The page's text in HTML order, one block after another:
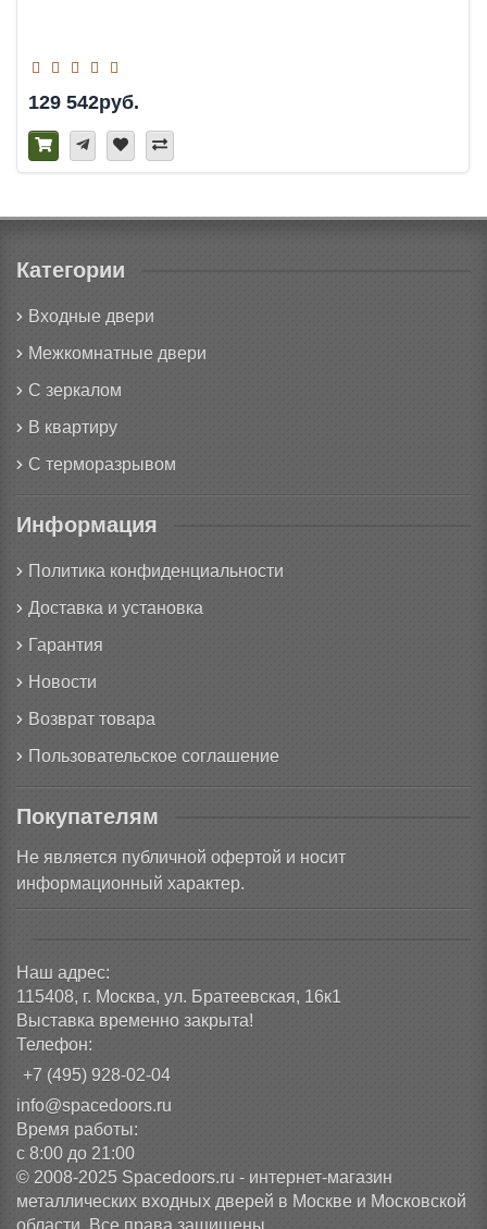
129 542руб.
Категории
Входные двери
Межкомнатные двери
С зеркалом
В квартиру
С терморазрывом
Информация
Политика конфиденциальности
Доставка и установка
Гарантия
Новости
Возврат товара
Пользовательское соглашение
Покупателям
Не является публичной офертой и носит
информационный характер.
Наш адрес:
115408, г. Москва, ул. Братеевская, 16к1
Выставка временно закрыта!
Телефон:
+7 (495) 928-02-04
info@spacedoors.ru
Время работы:
с 8:00 до 21:00
© 2008-2025 Spacedoors.ru - интернет-магазин
металлических входных дверей в Москве и Московской
области. Все права защищены.